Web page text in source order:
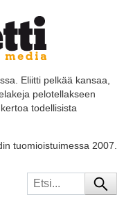
Eliitti pelkää kansaa,
pelotellakseen
todellisista
tuomioistuimessa 2007.